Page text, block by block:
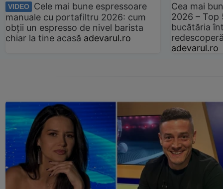
VIDEO
Cele mai bune espressoare
manuale cu portafiltru 2026: cum
obții un espresso de nivel barista
chiar la tine acasă adevarul.ro
Cea mai
2026 –
bucătăria
adevarul.ro